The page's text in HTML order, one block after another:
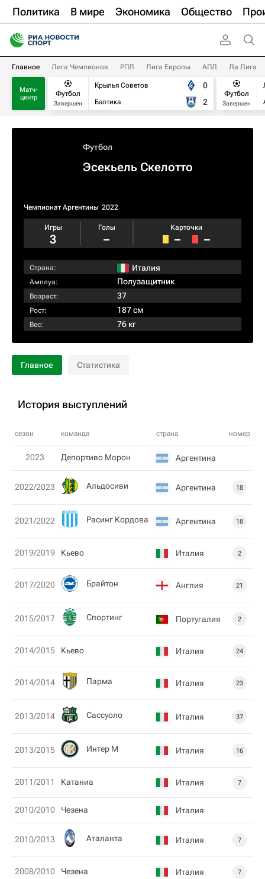
Политика В мире Экономика Общество
Главное Лига Чемпионов РПЛ Лига Европы АПЛ Ла Лига
Матч-
центр
Футбол
Завершен
Крылья Советов
Балтика
0
2
Футбол
Завершен
Футбол
Эсекьель Скелотто
Чемпионат Аргентины 2022
Игры
3
Голы
–
Карточки
– –
Страна: Италия
Амплуа: Полузащитник
Возраст: 37
Рост: 187 см
Вес: 76 кг
Главное Статистика
История выступлений
сезон команда страна номер
2023 Депортиво Морон Аргентина
2022/2023 Альдосиви Аргентина 18
2021/2022 Расинг Кордова Аргентина 18
2019/2019 Кьево Италия 2
2017/2020 Брайтон Англия 21
2015/2017 Спортинг Португалия 2
2014/2015 Кьево Италия 24
2014/2014 Парма Италия 23
2013/2014 Сассуоло Италия 37
2013/2015 Интер М Италия 16
2011/2011 Катаниа Италия 7
2010/2010 Чезена Италия
2010/2013 Аталанта Италия 7
2008/2010 Чезена Италия 7